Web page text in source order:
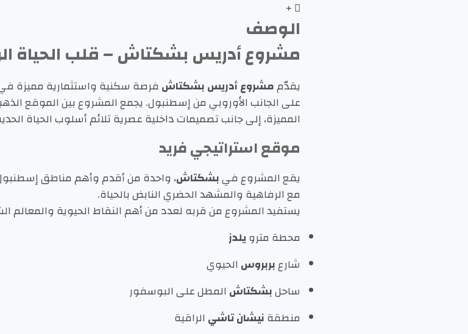
الوصف
مشروع أدريس بشكتاش – قلب الحياة
يقدّممشروع أدريس بشكتاش فرصة سكنية واستثمارية مميزة
على الجانب الأوروبي من إسطنبول. يجمع المشروع بين الموقع
المميزة، إلى جانب تصميمات داخلية عصرية تلائم أسلوب الحياة
موقع استراتيجي فريد
يقع المشروع فيبشكتاش، واحدة من أقدم وأهم مناطق إسطنبول
مع الرفاهية والمشهد الحضري النابض بالحياة.
يستفيد المشروع من قربه لعدد من أهم النقاط الحيوية والمعالم
محطة مترويلدز
شارعبربروس الحيوي
ساحلبشكتاش المطل على البوسفور
منطقةنيشان تاشي الراقية